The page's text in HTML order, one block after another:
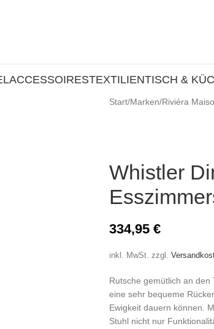
ACCESSOIRESTEXTILIENTISCH &
Start/Marken/Riviéra
Whistler
334,95 €
inkl. MwSt. zzgl.
Rutsche gemütlich an
eine sehr bequeme
Ewigkeit dauern können.
Stuhl nicht nur